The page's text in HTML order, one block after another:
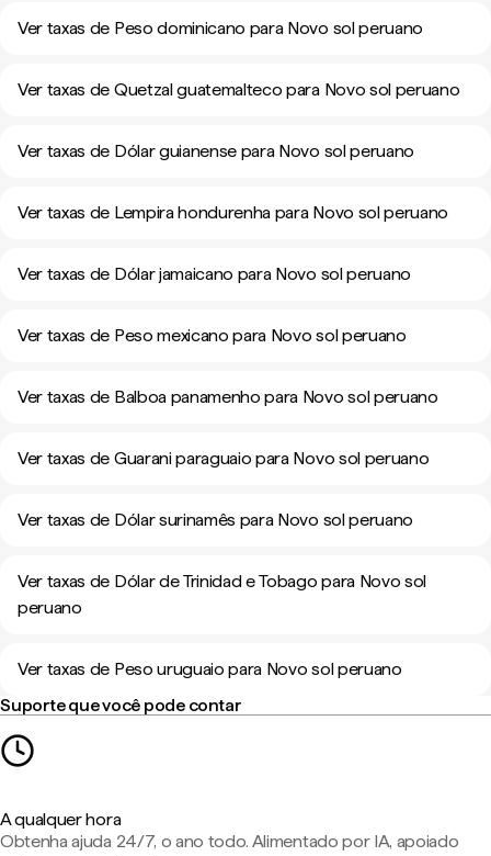
Ver taxas de Peso dominicano para Novo sol peruano
Ver taxas de Quetzal guatemalteco para Novo sol peruano
Ver taxas de Dólar guianense para Novo sol peruano
Ver taxas de Lempira hondurenha para Novo sol peruano
Ver taxas de Dólar jamaicano para Novo sol peruano
Ver taxas de Peso mexicano para Novo sol peruano
Ver taxas de Balboa panamenho para Novo sol peruano
Ver taxas de Guarani paraguaio para Novo sol peruano
Ver taxas de Dólar surinamês para Novo sol peruano
Ver taxas de Dólar de Trinidad e Tobago para Novo sol
peruano
Ver taxas de Peso uruguaio para Novo sol peruano
Suporte que você pode contar
A qualquer hora
Obtenha ajuda 24/7, o ano todo. Alimentado por IA, apoiado